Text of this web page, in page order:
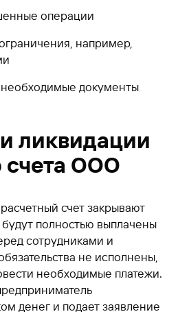
операции
например,
документы
ликвидации
счета ООО
счет закрывают
будут полностью выплачены
сотрудниками и
не исполнены,
необходимые платежи.
денег и подает заявление